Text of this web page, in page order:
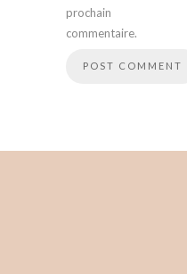
prochain
commentaire.